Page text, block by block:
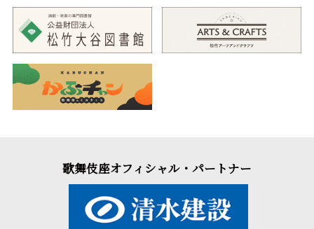
女の案内で、宗朝は谷川で汗を流しますが、女の色気に迷い煩悩
の思いが沸き起こります。しかし女が一頭の暴れ馬をいとも簡単
に手なずける様子や、夜更けに獣たちが女のもとに集う様子を窺
い、宗朝は恐れ慄き一心に経文を唱えます。やっとの思いで家か
ら逃げのびた宗朝ですが、そこへ親仁が通りかかり…。
仏のような心を持ちながらも、妖気を漂わせる二面性のある美
女に玉三郎、煩悩に迷う若き修行僧の宗朝に海老蔵という配役
で、泉鏡花の代表作を上演します。鏡花の美学に溢れる舞台をど
歌舞伎座オフィシャル・パートナー